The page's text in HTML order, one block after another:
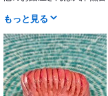
もっと見る